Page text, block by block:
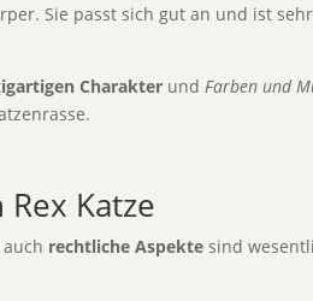
Sie passt sich gut an und ist
Charakter und Farben und
Katze
rechtliche Aspekte sind